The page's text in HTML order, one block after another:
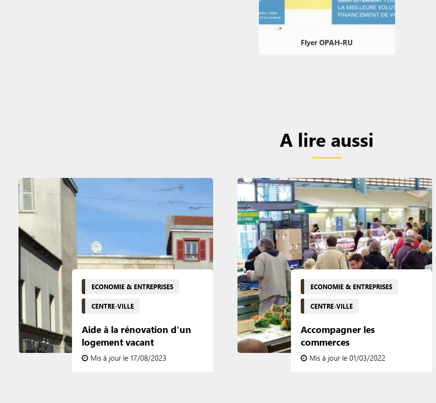
Flyer OPAH-RU
A lire aussi
ECONOMIE & ENTREPRISES
CENTRE-VILLE
Aide à la rénovation d'un
logement vacant
Mis à jour le 17/08/2023
ECONOMIE & ENTREPRISES
CENTRE-VILLE
Accompagner les
commerces
Mis à jour le 01/03/2022